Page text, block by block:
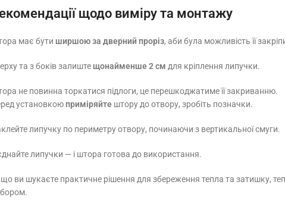
щодо виміру та монтажу
має бути ширшою за дверний проріз, аби була можливість її
та з боків залиштещонайменше 2 см для кріплення липучки.
не повинна торкатися підлоги, це перешкоджатиме її закриванню.
установкоюприміряйте штору до отвору, зробіть позначки.
липучку по периметру отвору, починаючи з вертикальної смуги.
липучки — і штора готова до використання.
ви шукаєте практичне рішення для збереження тепла та затишку,